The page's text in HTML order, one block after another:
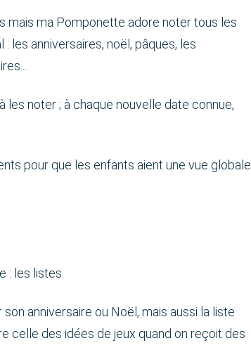
mais ma Pomponette adore noter tous les
les anniversaires, noël, pâques, les
les noter ; à chaque nouvelle date connue,
pour que les enfants aient une vue globale
: les listes.
anniversaire ou Noël, mais aussi la liste
celle des idées de jeux quand on reçoit des